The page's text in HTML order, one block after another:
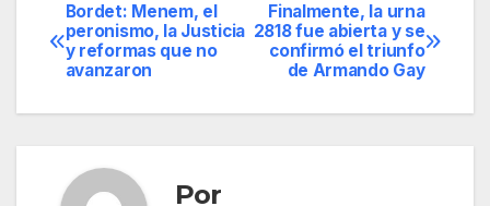
Navegación
de
entradas
Finalmente, la urna
2818 fue abierta y se
confirmó el triunfo
de Armando Gay
Bordet: Menem, el
peronismo, la Justicia
y reformas que no
avanzaron
Por